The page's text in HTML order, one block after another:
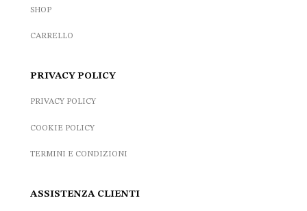
SHOP
CARRELLO
PRIVACY POLICY
PRIVACY POLICY
COOKIE POLICY
TERMINI E CONDIZIONI
ASSISTENZA CLIENTI